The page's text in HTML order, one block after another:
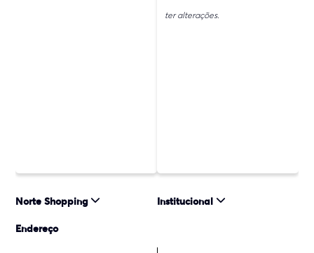
ter alterações.
Norte Shopping Institucional
Endereço